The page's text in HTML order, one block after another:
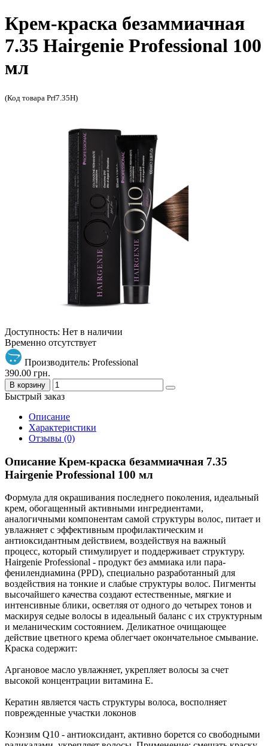
Крем-краска безаммиачная
7.35 Hairgenie Professional 100
мл
(Код товара Prf7.35H)
Доступность: Нет в наличии
Временно отсутствует
Производитель: Professional
390.00 грн.
В корзину
Быстрый заказ
Описание
Характеристики
Отзывы (0)
Описание Крем-краска безаммиачная 7.35
Hairgenie Professional 100 мл
Формула для окрашивания последнего поколения, идеальный
крем, обогащенный активными ингредиентами,
аналогичными компонентам самой структуры волос, питает и
увлажняет с эффективным профилактическим и
антиоксидантным действием, воздействуя на важный
процесс, который стимулирует и поддерживает структуру.
Hairgenie Professional - продукт без аммиака или пара-
фенилендиамина (PPD), специально разработанный для
воздействия на тонкие и слабые структуры волос. Пигменты
высочайшего качества создают естественные, мягкие и
интенсивные блики, осветляя от одного до четырех тонов и
маскируя седые волосы в идеальный баланс с их структурным
и меланическим состоянием. Деликатное очищающее
действие цветного крема облегчает окончательное смывание.
Краска содержит:
Аргановое масло увлажняет, укрепляет волосы за счет
высокой концентрации витамина Е.
Кератин является часть структуры волоса, восполняет
поврежденные участки локонов
Коэнзим Q10 - антиоксидант, активно борется со свободными